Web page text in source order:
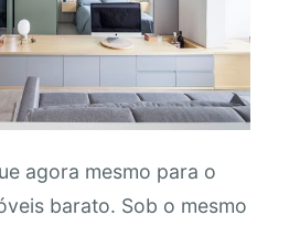
agora mesmo para o
barato. Sob o mesmo